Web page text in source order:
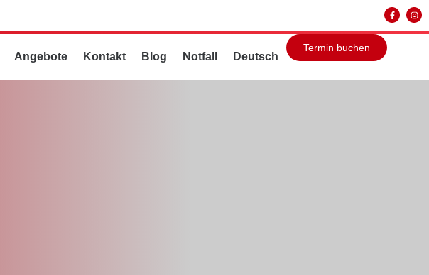
Angebote Kontakt Blog Notfall Deutsch
Termin buchen